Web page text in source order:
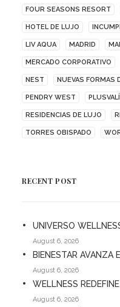
FOUR SEASONS RESORT
HOTEL DE LUJO
LIV AQUA MADRID
MERCADO CORPORATIVO
NEST NUEVAS FORMAS
PENDRY WEST
RESIDENCIAS DE LUJO
TORRES OBISPADO
RECENT POST
UNIVERSO
August 6, 2026
BIENESTAR AVANZA
August 6, 2026
WELLNESS REDEFINE
August 6, 2026